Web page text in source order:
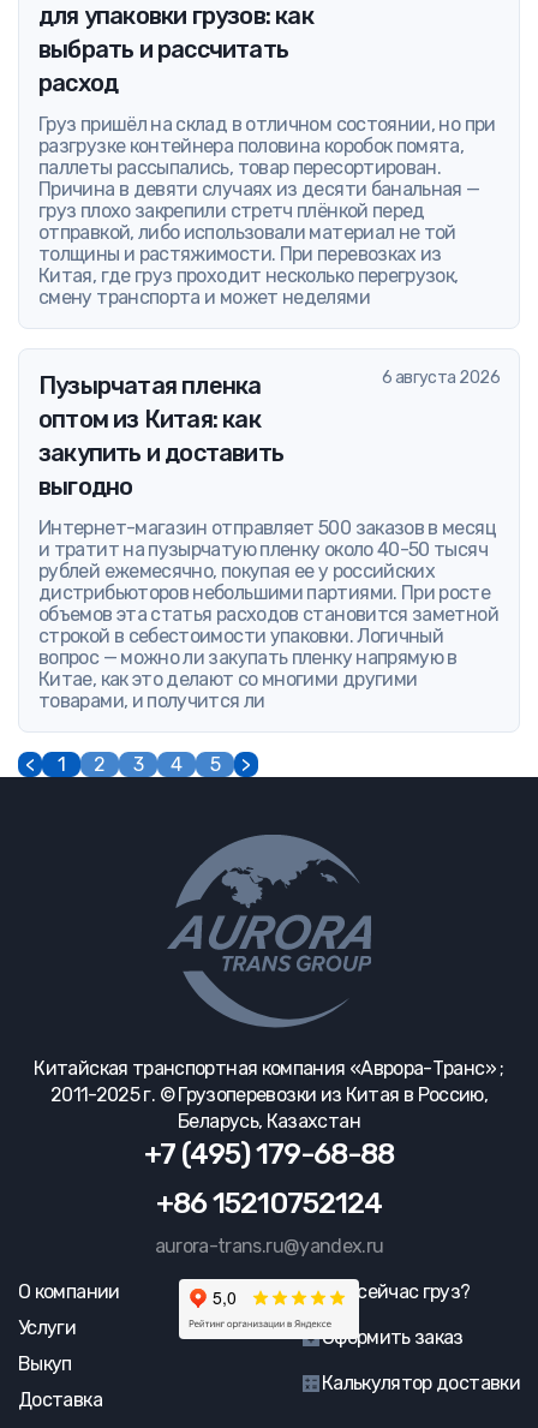
для упаковки грузов: как
выбрать и рассчитать
расход
Груз пришёл на склад в отличном состоянии, но при
разгрузке контейнера половина коробок помята,
паллеты рассыпались, товар пересортирован.
Причина в девяти случаях из десяти банальная —
груз плохо закрепили стретч плёнкой перед
отправкой, либо использовали материал не той
толщины и растяжимости. При перевозках из
Китая, где груз проходит несколько перегрузок,
смену транспорта и может неделями
Пузырчатая пленка
оптом из Китая: как
закупить и доставить
выгодно
6 августа 2026
Интернет-магазин отправляет 500 заказов в месяц
и тратит на пузырчатую пленку около 40-50 тысяч
рублей ежемесячно, покупая ее у российских
дистрибьюторов небольшими партиями. При росте
объемов эта статья расходов становится заметной
строкой в себестоимости упаковки. Логичный
вопрос — можно ли закупать пленку напрямую в
Китае, как это делают со многими другими
товарами, и получится ли
< 1 2 3 4 5 >
Китайская транспортная компания «Аврора-Транс» ;
2011-2025 г. © Грузоперевозки из Китая в Россию,
Беларусь, Казахстан
+7 (495) 179-68-88
+86 15210752124
aurora-trans.ru@yandex.ru
О компании
Услуги
Выкуп
Доставка
Где сейчас груз?
Оформить заказ
Калькулятор доставки